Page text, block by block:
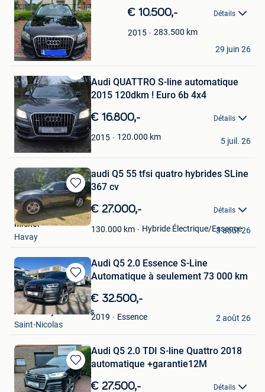
€ 10.500,- Détails
2015 283.500 km
Florian
Peruwelz
29 juin 26
Sauvegarder
dans
Mes
Favoris
Audi QUATTRO S-line automatique
2015 120dkm ! Euro 6b 4x4
€ 16.800,- Détails
2015 120.000 km
Dpz cars
Gent
5 juil. 26
Sauvegarder
dans
Mes
Favoris
audi Q5 55 tfsi quatro hybrides SLine
367 cv
€ 27.000,- Détails
130.000 km Hybride Électrique/Essence
Michel
Havay
3 août 26
Sauvegarder
dans
Mes
Favoris
Audi Q5 2.0 Essence S-Line
Automatique à seulement 73 000 km
€ 32.500,-
2019 Essence
Autobedrijf CarFocus
Saint-Nicolas
2 août 26
Sauvegarder
dans
Audi Q5 2.0 TDI S-line Quattro 2018
automatique +garantie12M
€ 27.500,- Détails